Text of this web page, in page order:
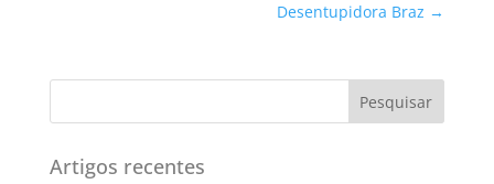
Desentupidora Braz →
Pesquisar
Artigos recentes